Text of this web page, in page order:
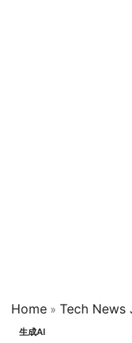
Home » Tech News
生成AI